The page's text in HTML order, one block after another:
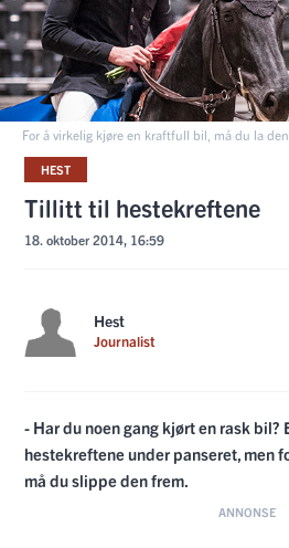
For å virkelig kjøre en kraftfull bil, må du la
HEST
Tillitt til hestekreftene
18. oktober 2014, 16:59
Hest
Journalist
- Har du noen gang kjørt en rask bil?
hestekreftene under panseret, men
må du slippe den frem.